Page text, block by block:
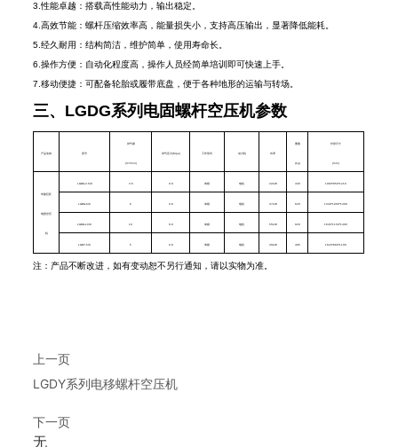
3.性能卓越：搭载高性能动力，输出稳定。
4.高效节能：螺杆压缩效率高，能量损失小，支持高压输出，显著降低能耗。
5.经久耐用：结构简洁，维护简单，使用寿命长。
6.操作方便：自动化程度高，操作人员经简单培训即可快速上手。
7.移动便捷：可配备轮胎或履带底盘，便于各种地形的运输与转场。
三、LGDG系列电固螺杆空压机参数
产品名称 型号
排气量
(m³/min)
排气压力(Mpa) 工作形式 动力机 功率
重量
(kg)
外形尺寸
(mm)
华夏巨匠
电固空压
机
LGDG-3.6/8 3.6 0.8 单级 电机 22kW 430 1080*850*1210
LGDG-6/8 6 0.8 单级 电机 37kW 620 1340*1000*1300
LGDG-10/8 10 0.8 单级 电机 55kW 920 1630*1150*1400
LGDY-5/8 5 0.8 单级 电机 30kW 485 1620*860*1100
注：产品不断改进，如有变动恕不另行通知，请以实物为准。
上一页
LGDY系列电移螺杆空压机
下一页
无